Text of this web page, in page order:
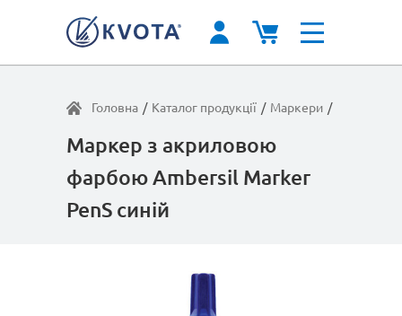
Головна / Каталог продукції / Маркери /
Маркер з акриловою
фарбою Ambersil Marker
PenS синій